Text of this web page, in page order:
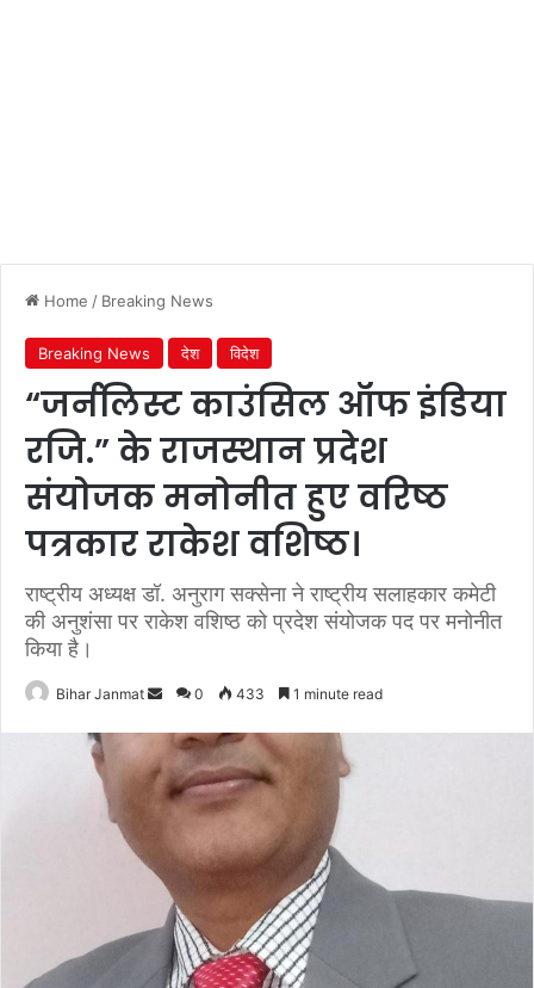
Home / Breaking News
Breaking News देश विदेश
“जर्नलिस्ट काउंसिल ऑफ इंडिया
रजि.” के राजस्थान प्रदेश
संयोजक मनोनीत हुए वरिष्ठ
पत्रकार राकेश वशिष्ठ।
राष्ट्रीय अध्यक्ष डॉ. अनुराग सक्सेना ने राष्ट्रीय सलाहकार कमेटी
की अनुशंसा पर राकेश वशिष्ठ को प्रदेश संयोजक पद पर मनोनीत
किया है।
Bihar Janmat
d
a
m
a
0 433 1 minute read